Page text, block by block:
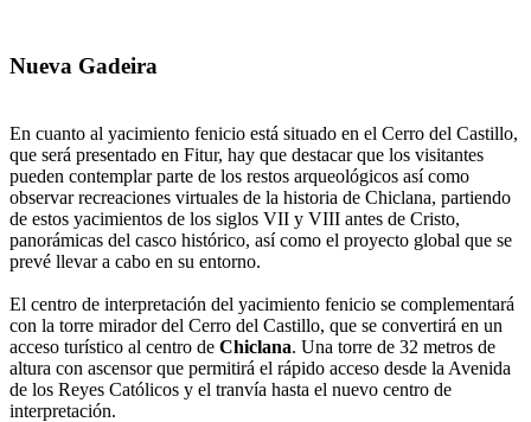
Nueva Gadeira
En cuanto al yacimiento fenicio está situado en el Cerro del Castillo,
que será presentado en Fitur, hay que destacar que los visitantes
pueden contemplar parte de los restos arqueológicos así como
observar recreaciones virtuales de la historia de Chiclana, partiendo
de estos yacimientos de los siglos VII y VIII antes de Cristo,
panorámicas del casco histórico, así como el proyecto global que se
prevé llevar a cabo en su entorno.
El centro de interpretación del yacimiento fenicio se complementará
con la torre mirador del Cerro del Castillo, que se convertirá en un
acceso turístico al centro de Chiclana. Una torre de 32 metros de
altura con ascensor que permitirá el rápido acceso desde la Avenida
de los Reyes Católicos y el tranvía hasta el nuevo centro de
interpretación.